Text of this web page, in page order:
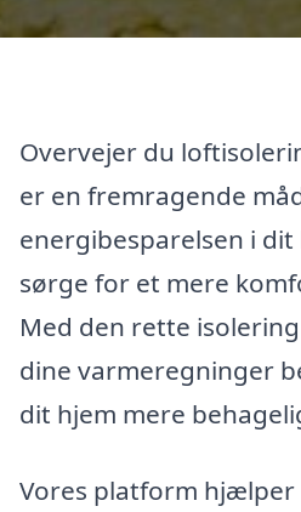
Overvejer du
er en fremragende
energibesparelsen i
sørge for et mere
Med den rette
dine varmeregninger
dit hjem mere
Vores platform